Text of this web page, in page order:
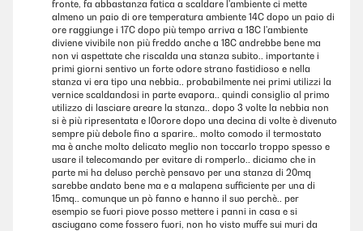
fronte, fa abbastanza fatica a scaldare l'ambiente ci mette
almeno un paio di ore temperatura ambiente 14C dopo un paio di
ore raggiunge i 17C dopo più tempo arriva a 18C l'ambiente
diviene vivibile non più freddo anche a 18C andrebbe bene ma
non vi aspettate che riscalda una stanza subito.. importante i
primi giorni sentivo un forte odore strano fastidioso e nella
stanza vi era tipo una nebbia.. probabilmente nei primi utilizzi la
vernice scaldandosi in parte evapora.. quindi consiglio al primo
utilizzo di lasciare areare la stanza.. dopo 3 volte la nebbia non
si è più ripresentata e l0orore dopo una decina di volte è divenuto
sempre più debole fino a sparire.. molto comodo il termostato
ma è anche molto delicato meglio non toccarlo troppo spesso e
usare il telecomando per evitare di romperlo.. diciamo che in
parte mi ha deluso perchè pensavo per una stanza di 20mq
sarebbe andato bene ma e a malapena sufficiente per una di
15mq.. comunque un pò fanno e hanno il suo perchè.. per
esempio se fuori piove posso mettere i panni in casa e si
asciugano come fossero fuori, non ho visto muffe sui muri da